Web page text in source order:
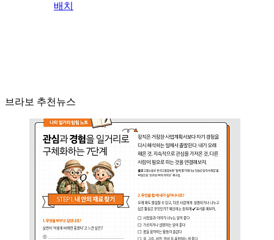
배치
브라보 추천뉴스